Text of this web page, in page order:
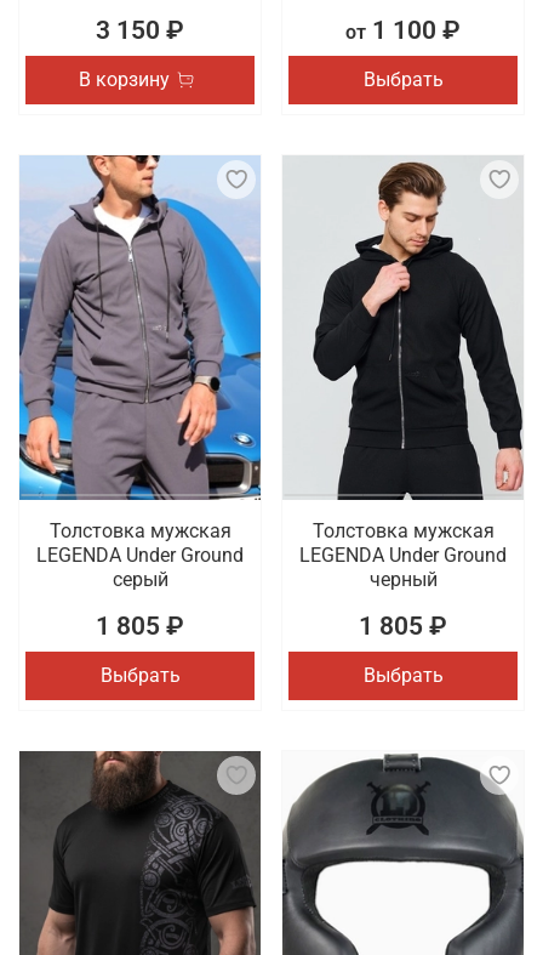
3 150 ₽
В корзину
от 1 100 ₽
Выбрать
Толстовка мужская
LEGENDA Under Ground
серый
1 805 ₽
Выбрать
Толстовка мужская
LEGENDA Under Ground
черный
1 805 ₽
Выбрать